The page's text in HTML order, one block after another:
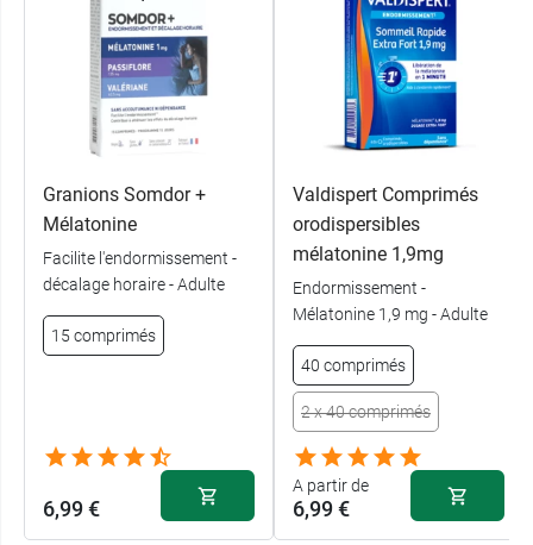
Granions Somdor +
Mélatonine
Facilite l'endormissement -
décalage horaire - Adulte
15 comprimés
6,99 €
Valdispert Comprimés
orodispersibles
mélatonine 1,9mg
Endormissement -
Mélatonine 1,9 mg - Adulte
40 comprimés
2 x 40 comprimés
A partir de
6,99 €